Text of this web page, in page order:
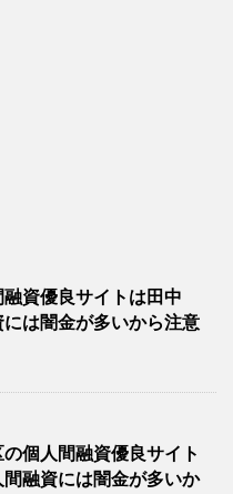
資優良サイトは田中
は闇金が多いから注意
個人間融資優良サイト
融資には闇金が多いか